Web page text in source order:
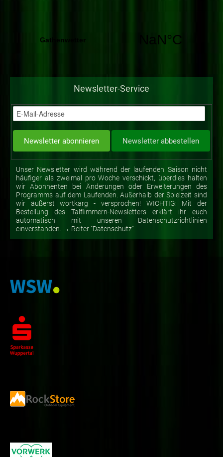
Newsletter-Service
Unser Newsletter wird während der laufenden Saison nicht
häufiger als zweimal pro Woche verschickt, überdies halten
wir Abonnenten bei Änderungen oder Erweiterungen des
Programms auf dem Laufenden. Außerhalb der Spielzeit sind
wir äußerst wortkarg - versprochen! WICHTIG: Mit der
Bestellung des Talflimmern-Newsletters erklärt ihr euch
automatisch mit unseren Datenschutzrichtlinien
einverstanden. → Reiter "Datenschutz"